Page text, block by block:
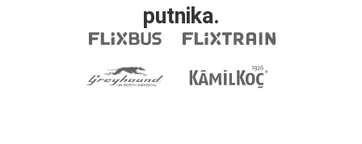
putnika.